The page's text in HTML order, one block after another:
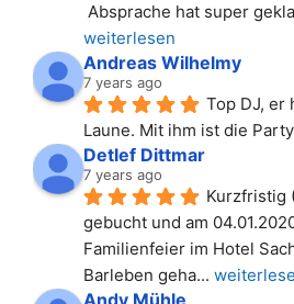
Absprache hat super
weiterlesen
Andreas Wilhelmy
7 years ago
Top DJ, er
Laune. Mit ihm ist die
Detlef Dittmar
7 years ago
Kurzfristig
gebucht und am
Familienfeier im Hotel
Barleben geha...
Andy Mühle